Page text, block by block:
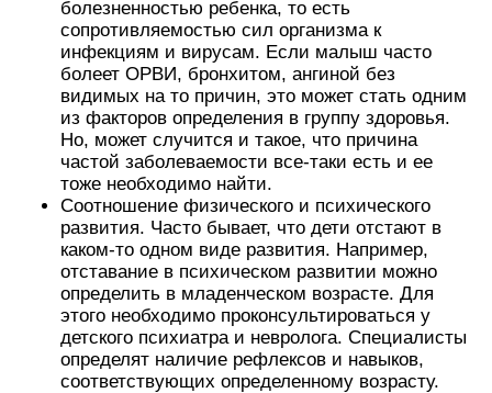
болезненностью ребенка, то есть
сопротивляемостью сил организма к
инфекциям и вирусам. Если малыш часто
болеет ОРВИ, бронхитом, ангиной без
видимых на то причин, это может стать одним
из факторов определения в группу здоровья.
Но, может случится и такое, что причина
частой заболеваемости все-таки есть и ее
тоже необходимо найти.
Соотношение физического и психического
развития. Часто бывает, что дети отстают в
каком-то одном виде развития. Например,
отставание в психическом развитии можно
определить в младенческом возрасте. Для
этого необходимо проконсультироваться у
детского психиатра и невролога. Специалисты
определят наличие рефлексов и навыков,
соответствующих определенному возрасту.